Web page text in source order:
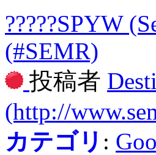
?????SPYW
(#SEMR)
投稿者
(http://
カテゴリ :